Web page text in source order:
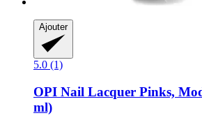
Ajouter
5.0 (1)
OPI Nail Lacquer Pinks,
ml)